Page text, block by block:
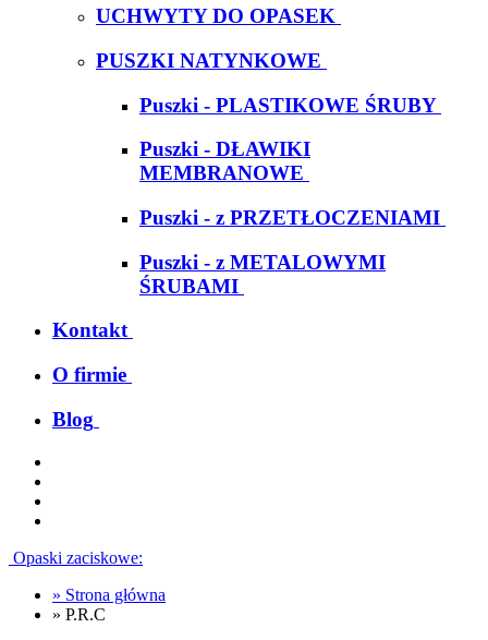
UCHWYTY DO OPASEK
PUSZKI NATYNKOWE
Puszki - PLASTIKOWE ŚRUBY
Puszki - DŁAWIKI
MEMBRANOWE
Puszki - z PRZETŁOCZENIAMI
Puszki - z METALOWYMI
ŚRUBAMI
Kontakt
O firmie
Blog
Opaski zaciskowe:
» Strona główna
» P.R.C